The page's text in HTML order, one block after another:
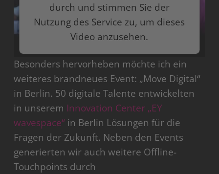
durch und stimmen Sie der
Nutzung des Service zu, um dieses
Video anzusehen.
Mehr Informationen
Akzeptieren
powered byUsercentrics Consent Management
Platform
Besonders hervorheben möchte ich ein
weiteres brandneues Event: „Move Digital“
in Berlin. 50 digitale Talente entwickelten
in unserem Innovation Center „EY
wavespace“ in Berlin Lösungen für die
Fragen der Zukunft. Neben den Events
generierten wir auch weitere Offline-
Touchpoints durch